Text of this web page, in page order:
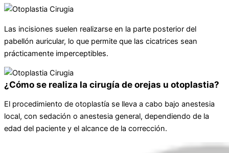
Las incisiones suelen realizarse en la parte posterior del
pabellón auricular, lo que permite que las cicatrices sean
prácticamente imperceptibles.
¿Cómo se realiza la cirugía de orejas u otoplastia?
El procedimiento de otoplastía se lleva a cabo bajo anestesia
local, con sedación o anestesia general, dependiendo de la
edad del paciente y el alcance de la corrección.